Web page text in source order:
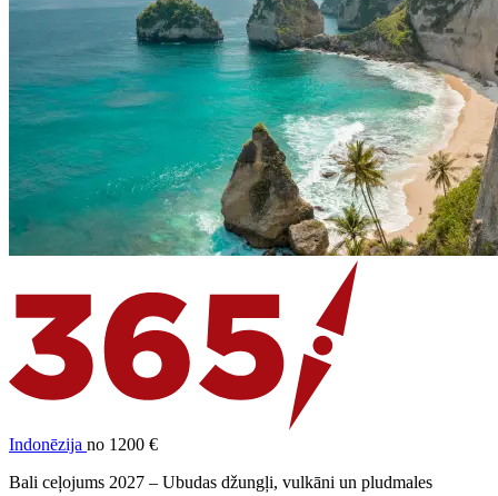
Indonēzija no 1200 €
Bali ceļojums 2027 – Ubudas džungļi, vulkāni un pludmales